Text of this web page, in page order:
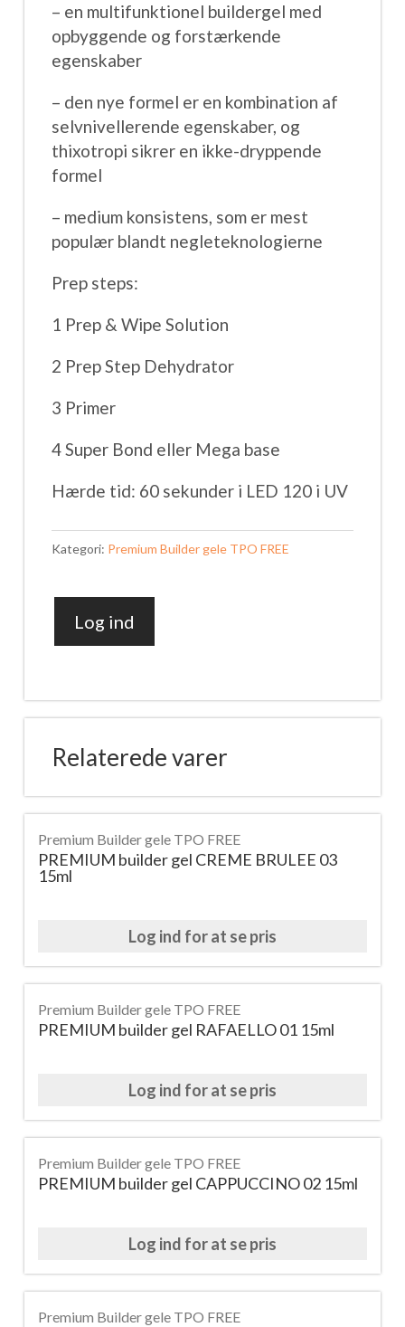
– en multifunktionel buildergel med
opbyggende og forstærkende
egenskaber
– den nye formel er en kombination af
selvnivellerende egenskaber, og
thixotropi sikrer en ikke-dryppende
formel
– ⁠medium konsistens, som er mest
populær blandt negleteknologierne
Prep steps:
1 Prep & Wipe Solution
2 Prep Step Dehydrator
3 Primer
4 Super Bond eller Mega base
Hærde tid: 60 sekunder i LED 120 i UV
Kategori: Premium Builder gele TPO FREE
PREMIUM
ICE
06
antal
Log ind
Relaterede varer
Premium Builder gele TPO FREE
PREMIUM builder gel CREME BRULEE 03
15ml
Log ind for at se pris
Premium Builder gele TPO FREE
PREMIUM builder gel RAFAELLO 01 15ml
Log ind for at se pris
Premium Builder gele TPO FREE
PREMIUM builder gel CAPPUCCINO 02 15ml
Log ind for at se pris
Premium Builder gele TPO FREE